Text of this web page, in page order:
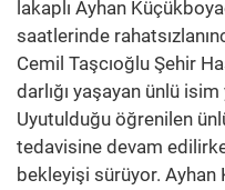
lakaplı Ayhan
saatlerinde
Cemil Taşcıoğlu Şehir
darlığı yaşayan ünlü
Uyutulduğu öğrenilen
tedavisine devam
bekleyişi sürüyor. Ayhan